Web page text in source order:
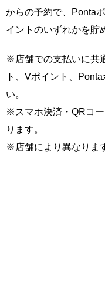
からの予約で、Ponta
イントのいずれかを貯
※店舗での支払いに共
ト、Vポイント、
い。
※スマホ決済・QRコ
ります。
※店舗により異なりま